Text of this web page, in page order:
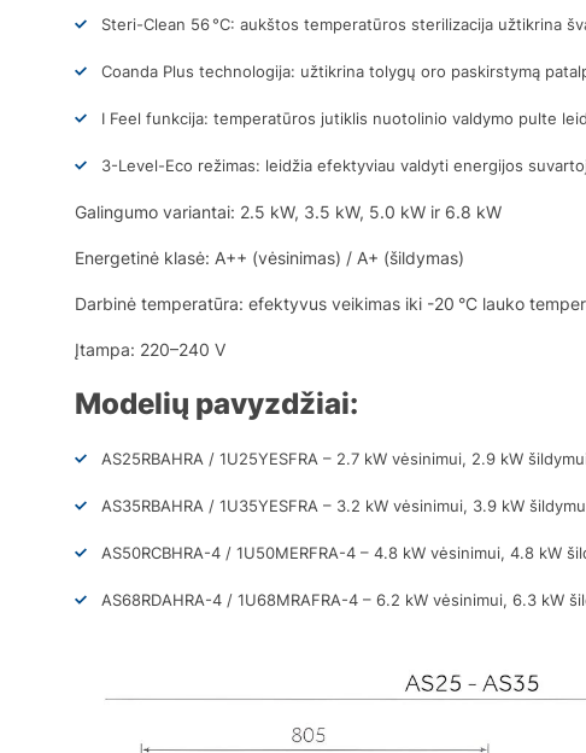
Steri-Clean 56 °C: aukštos temperatūros sterilizacija užtikrina
Coanda Plus technologija: užtikrina tolygų oro paskirstymą
I Feel funkcija: temperatūros jutiklis nuotolinio valdymo pulte
3-Level-Eco režimas: leidžia efektyviau valdyti energijos
Galingumo variantai: 2.5 kW, 3.5 kW, 5.0 kW ir 6.8 kW
Energetinė klasė: A++ (vėsinimas) / A+ (šildymas)
Darbinė temperatūra: efektyvus veikimas iki -20 °C lauko
Įtampa: 220–240 V
Modelių pavyzdžiai:
AS25RBAHRA / 1U25YESFRA – 2.7 kW vėsinimui, 2.9 kW šildymui
AS35RBAHRA / 1U35YESFRA – 3.2 kW vėsinimui, 3.9 kW
AS50RCBHRA-4 / 1U50MERFRA-4 – 4.8 kW vėsinimui, 4.8 kW
AS68RDAHRA-4 / 1U68MRAFRA-4 – 6.2 kW vėsinimui, 6.3 kW